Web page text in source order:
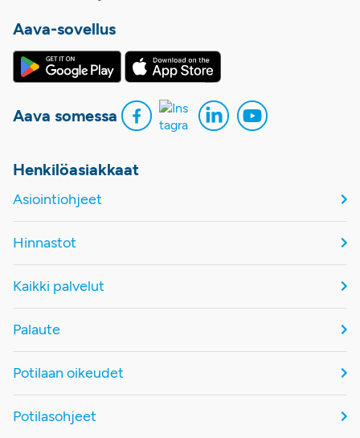
Aava-sovellus
Aava somessa
Henkilöasiakkaat
Asiointiohjeet
Hinnastot
Kaikki palvelut
Palaute
Potilaan oikeudet
Potilasohjeet